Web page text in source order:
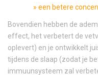
» een betere
Bovendien hebben de
effect, het verbetert de
oplevert) en je ontwikkelt
tijdens de slaap (zodat je
immuunsysteem zal